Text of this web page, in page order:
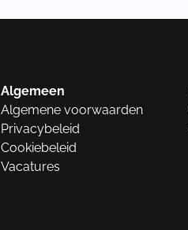
Algemeen
Algemene voorwaarden
Privacybeleid
Cookiebeleid
Vacatures